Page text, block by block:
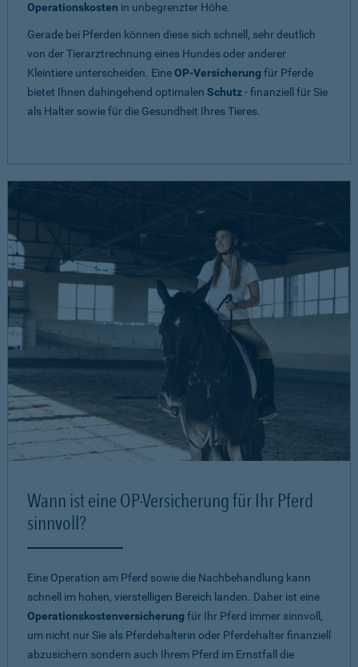
Operationskosten in unbegrenzter Höhe.
Gerade bei Pferden können diese sich schnell, sehr deutlich
von der Tierarztrechnung eines Hundes oder anderer
Kleintiere unterscheiden. EineOP-Versicherung für Pferde
bietet Ihnen dahingehend optimalen Schutz- finanziell für Sie
als Halter sowie für die Gesundheit Ihres Tieres.
Wann ist eine OP-Versicherung für Ihr Pferd
sinnvoll?
Eine Operation am Pferd sowie die Nachbehandlung kann
schnell im hohen, vierstelligen Bereich landen. Daher ist eine
Operationskostenversicherung für Ihr Pferd immer sinnvoll,
um nicht nur Sie als Pferdehalterin oder Pferdehalter finanziell
abzusichern sondern auch Ihrem Pferd im Ernstfall die